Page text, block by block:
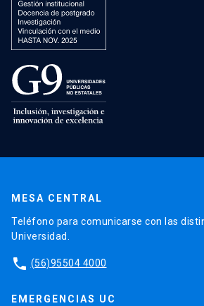
MESA CENTRAL
Teléfono para comunicarse con las
Universidad.
phone (56)95504 4000
EMERGENCIAS UC